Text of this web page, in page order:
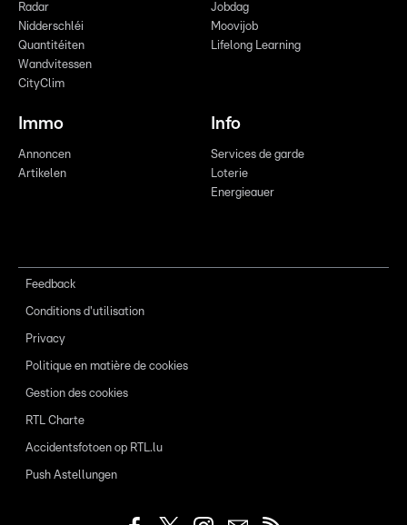
Radar
Nidderschléi
Quantitéiten
Wandvitessen
CityClim
Jobdag
Moovijob
Lifelong Learning
Immo
Annoncen
Artikelen
Info
Services de garde
Loterie
Energieauer
Feedback
Conditions d'utilisation
Privacy
Politique en matière de cookies
Gestion des cookies
RTL Charte
Accidentsfotoen op RTL.lu
Push Astellungen